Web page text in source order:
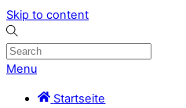
Skip to content
Menu
Startseite